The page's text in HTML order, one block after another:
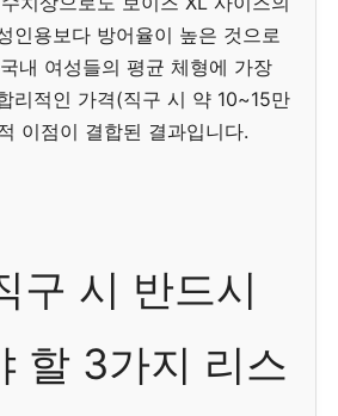
인용보다 방어율이 높은 것으로
내 여성들의 평균 체형에 가장
리적인 가격(직구 시 약 10~15만
이점이 결합된 결과입니다.
구 시 반드시
할 3가지 리스